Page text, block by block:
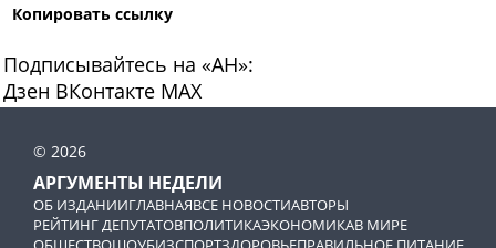
Копировать ссылку
Подписывайтесь на «АН»:
Дзен ВКонтакте МАХ
© 2026
АРГУМЕНТЫ НЕДЕЛИ
ОБ ИЗДАНИИГЛАВНАЯВСЕ НОВОСТИАВТОРЫ
РЕЙТИНГ ДЕПУТАТОВПОЛИТИКАЭКОНОМИКАВ МИРЕ